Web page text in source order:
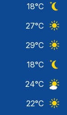
18°C
27°C
29°C
18°C
24°C
22°C